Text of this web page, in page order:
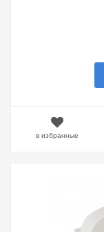
в избранные